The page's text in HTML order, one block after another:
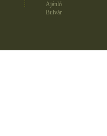
Ajánló
Bulvár